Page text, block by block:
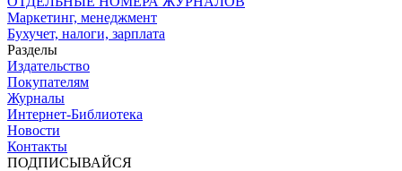
Маркетинг, менеджмент
Бухучет, налоги, зарплата
Разделы
Издательство
Покупателям
Журналы
Интернет-Библиотека
Новости
Контакты
ПОДПИСЫВАЙСЯ